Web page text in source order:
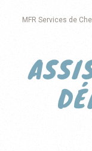
MFR Services de